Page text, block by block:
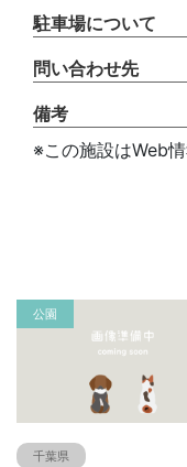
駐車場について
問い合わせ先
備考
※この施設はWeb
公園
千葉県